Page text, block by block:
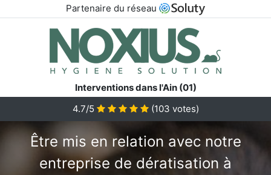
Partenaire du réseau
Interventions dans l'Ain (01)
4.7/5
(103 votes)
Être mis en relation avec notre
entreprise de dératisation à